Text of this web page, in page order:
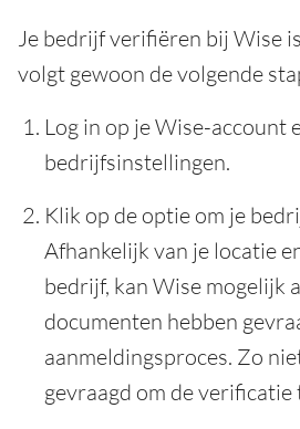
Je bedrijf verifiëren bij Wise
volgt gewoon de volgende
Log in op je Wise-account
bedrijfsinstellingen.
Klik op de optie om je
Afhankelijk van je locatie
bedrijf, kan Wise mogelijk
documenten hebben
aanmeldingsproces. Zo
gevraagd om de verificatie